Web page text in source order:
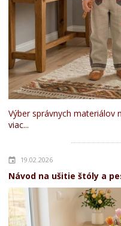
Výber správnych materiálov
viac...
19.02.2026
Návod na ušitie štóly a